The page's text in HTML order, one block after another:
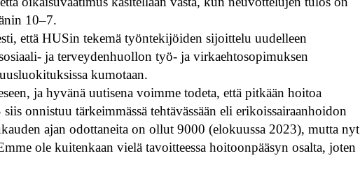
10–7.
että HUSin tekemä työntekijöiden sijoittelu uudelleen
ja terveydenhuollon työ- ja virkaehtosopimuksen
kumotaan.
ja hyvänä uutisena voimme todeta, että pitkään hoitoa
onnistuu tärkeimmässä tehtävässään eli erikoissairaanhoidon
ajan odottaneita on ollut 9000 (elokuussa 2023), mutta nyt
ole kuitenkaan vielä tavoitteessa hoitoonpääsyn osalta, joten